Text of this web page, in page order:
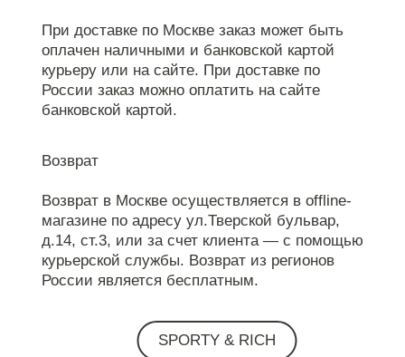
При доставке по Москве заказ может быть
оплачен наличными и банковской картой
курьеру или на сайте. При доставке по
России заказ можно оплатить на сайте
банковской картой.
Возврат
Возврат в Москве осуществляется в offline-
магазине по адресу ул.Тверской бульвар,
д.14, ст.3, или за счет клиента — с помощью
курьерской службы. Возврат из регионов
России является бесплатным.
SPORTY & RICH